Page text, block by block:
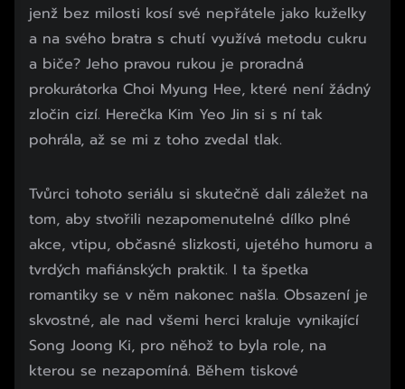
jenž bez milosti kosí své nepřátele jako kuželky
a na svého bratra s chutí využívá metodu cukru
a biče? Jeho pravou rukou je proradná
prokurátorka Choi Myung Hee, které není žádný
zločin cizí. Herečka Kim Yeo Jin si s ní tak
pohrála, až se mi z toho zvedal tlak.
Začátek reklamy
Konec reklamy
Tvůrci tohoto seriálu si skutečně dali záležet na
tom, aby stvořili nezapomenutelné dílko plné
akce, vtipu, občasné slizkosti, ujetého humoru a
tvrdých mafiánských praktik. I ta špetka
romantiky se v něm nakonec našla. Obsazení je
skvostné, ale nad všemi herci kraluje vynikající
Song Joong Ki, pro něhož to byla role, na
kterou se nezapomíná. Během tiskové